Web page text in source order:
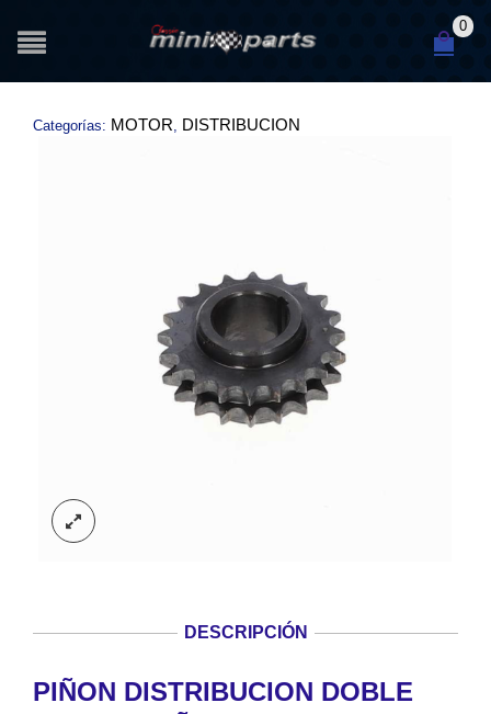
0
Categorías: MOTOR DISTRIBUCION
DESCRIPCIÓN
PIÑON DISTRIBUCION DOBLE